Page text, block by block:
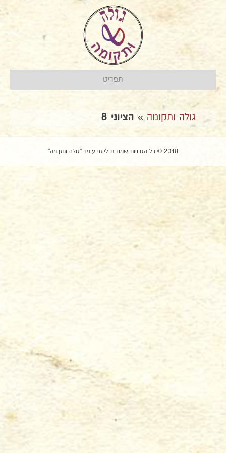
תפריט
גולה ותקומה » הציוני 8
2018 © כל הזכויות שמורות ליוסי עופר "גולה ותקומה"